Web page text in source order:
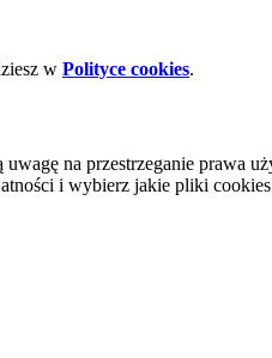
w Polityce cookies.
na przestrzeganie prawa
i wybierz jakie pliki cookies